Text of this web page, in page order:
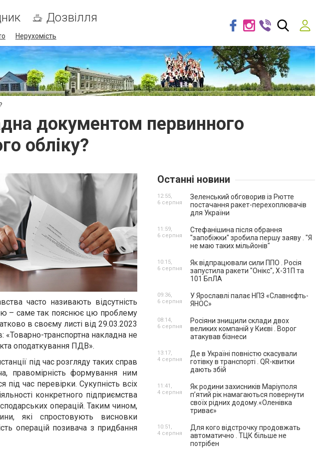
Дозвілля
Нерухомість
документом первинного
обліку?
часто називають відсутність
– саме так пояснює цю проблему
в своєму листі від 29.03.2023
транспортна накладна не
оподаткування ПДВ».
під час розгляду таких справ
правомірність формування ним
під час перевірки. Сукупність всіх
конкретного підприємства
операцій. Таким чином,
які спростовують висновки
операцій позивача з придбання
Останні новини
Зеленський обговорив із Рютте
постачання ракет-перехоплювачів
для України
12:55,
6 серпня
Стефанішина після обрання
"запобіжки" зробила першу заяву . "Я
не маю таких мільйонів"
11:59,
6 серпня
Як відпрацювали сили ППО . Росія
запустила ракети "Онікс", Х-31П та
101 БпЛА
10:15,
6 серпня
У Ярославлі палає НПЗ «Славнєфть-
ЯНОС»
09:36,
6 серпня
Росіяни знищили склади двох
великих компаній у Києві . Ворог
атакував бізнеси
08:14,
6 серпня
Де в Україні повністю скасували
готівку в транспорті . QR-квитки
дають збій
13:17,
4 серпня
Як родини захисників Маріуполя
пʼятий рік намагаються повернути
своїх рідних додому.«Оленівка
триває»
11:41,
4 серпня
Для кого відстрочку продовжать
автоматично . ТЦК більше не
потрібен
10:51,
4 серпня